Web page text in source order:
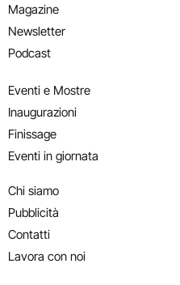
Magazine
Newsletter
Podcast
Eventi e Mostre
Inaugurazioni
Finissage
Eventi in giornata
Chi siamo
Pubblicità
Contatti
Lavora con noi